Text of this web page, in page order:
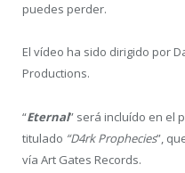
puedes perder.
El vídeo ha sido dirigido por
Productions.
“Eternal” será incluído en el
titulado “D4rk Prophecies”,
vía Art Gates Records.